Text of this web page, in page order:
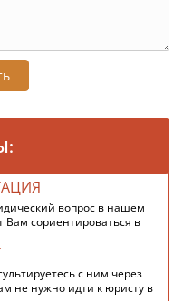
вопрос в нашем
сориентироваться в
с ним через
не нужно идти к юристу в